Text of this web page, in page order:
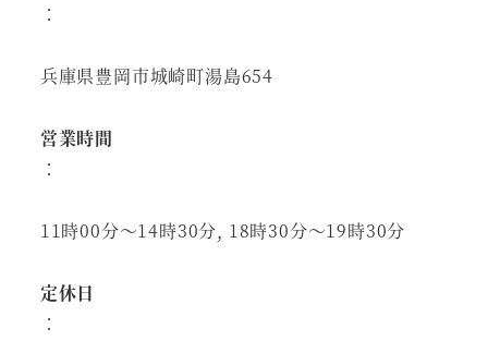
：
兵庫県豊岡市城崎町湯島654
営業時間
：
11時00分～14時30分, 18時30分～19時30分
定休日
：